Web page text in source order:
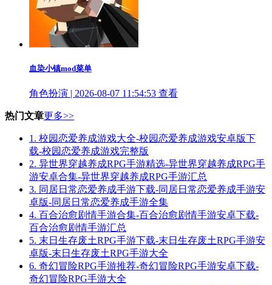
血染小镇mod菜单
角色扮演 | 2026-08-07 11:54:53 查看
热门文章更多>>
1. 校园恋爱养成游戏大全-校园恋爱养成游戏安卓版下
载-校园恋爱养成游戏完整版
2. 异世界穿越养成RPG手游精选-异世界穿越养成RPG手
游安卓合集-异世界穿越养成RPG手游汇总
3. 同居日常恋爱养成手游下载-同居日常恋爱养成手游安
卓版-同居日常恋爱养成手游全集
4. 百合治愈剧情手游合集-百合治愈剧情手游安卓下载-
百合治愈剧情手游汇总
5. 末日生存废土RPG手游下载-末日生存废土RPG手游安
卓版-末日生存废土RPG手游大全
6. 奇幻冒险RPG手游推荐-奇幻冒险RPG手游安卓下载-
奇幻冒险RPG手游大全